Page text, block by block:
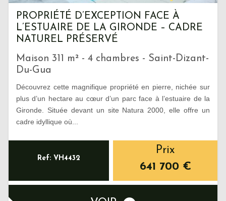
PROPRIÉTÉ D’EXCEPTION FACE À
L’ESTUAIRE DE LA GIRONDE – CADRE
NATUREL PRÉSERVÉ
Maison 311 m² - 4 chambres - Saint-Dizant-
Du-Gua
Découvrez cette magnifique propriété en pierre, nichée sur
plus d’un hectare au cœur d’un parc face à l’estuaire de la
Gironde. Située devant un site Natura 2000, elle offre un
cadre idyllique où...
Ref: VH4432
Prix
641 700 €